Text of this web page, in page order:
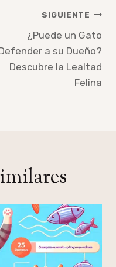
SIGUIENTE
¿Puede un Gato
a su Dueño?
Descubre la Lealtad
Felina